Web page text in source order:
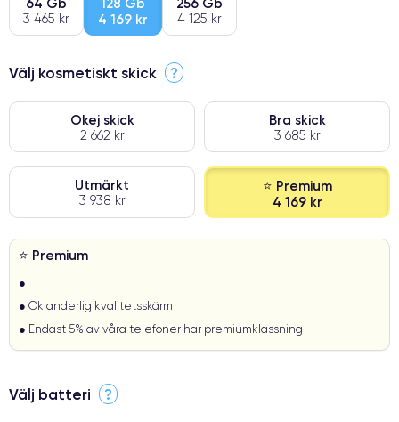
3 465 kr
4 169 kr
4 125 kr
Välj kosmetiskt skick ?
Okej skick
2 662 kr
Bra skick
3 685 kr
Utmärkt
3 938 kr
⭐ Premium
4 169 kr
⭐ Premium
●
● Oklanderlig kvalitetsskärm
● Endast 5% av våra telefoner har premiumklassning
Välj batteri ?